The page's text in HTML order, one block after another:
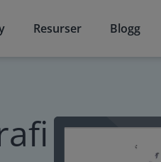
Resurser Blogg